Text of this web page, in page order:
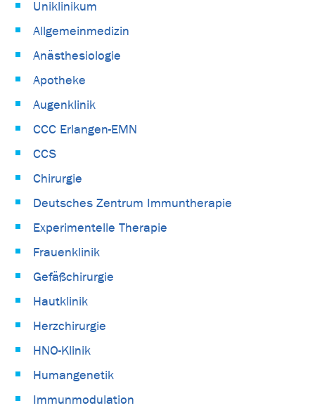
Uniklinikum
Allgemeinmedizin
Anästhesiologie
Apotheke
Augenklinik
CCC Erlangen-EMN
CCS
Chirurgie
Deutsches Zentrum Immuntherapie
Experimentelle Therapie
Frauenklinik
Gefäßchirurgie
Hautklinik
Herzchirurgie
HNO-Klinik
Humangenetik
Immunmodulation